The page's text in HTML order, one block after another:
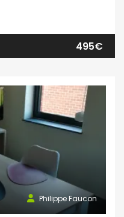
495€
Philippe Faucon